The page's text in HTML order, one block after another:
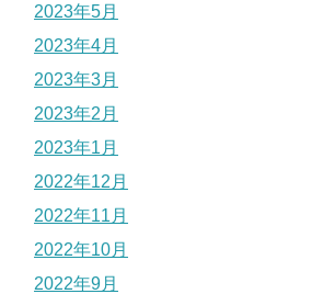
2023年5月
2023年4月
2023年3月
2023年2月
2023年1月
2022年12月
2022年11月
2022年10月
2022年9月